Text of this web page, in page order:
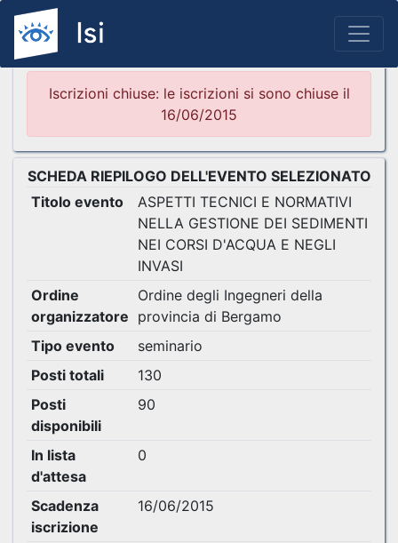
Iscrizioni chiuse: le iscrizioni si sono chiuse il
16/06/2015
SCHEDA RIEPILOGO DELL'EVENTO SELEZIONATO
Titolo evento
ASPETTI TECNICI E NORMATIVI
NELLA GESTIONE DEI SEDIMENTI
NEI CORSI D'ACQUA E NEGLI
INVASI
Ordine
organizzatore
Ordine degli Ingegneri della
provincia di Bergamo
Tipo evento
seminario
Posti totali
130
Posti
disponibili
90
In lista
d'attesa
0
Scadenza
iscrizione
16/06/2015